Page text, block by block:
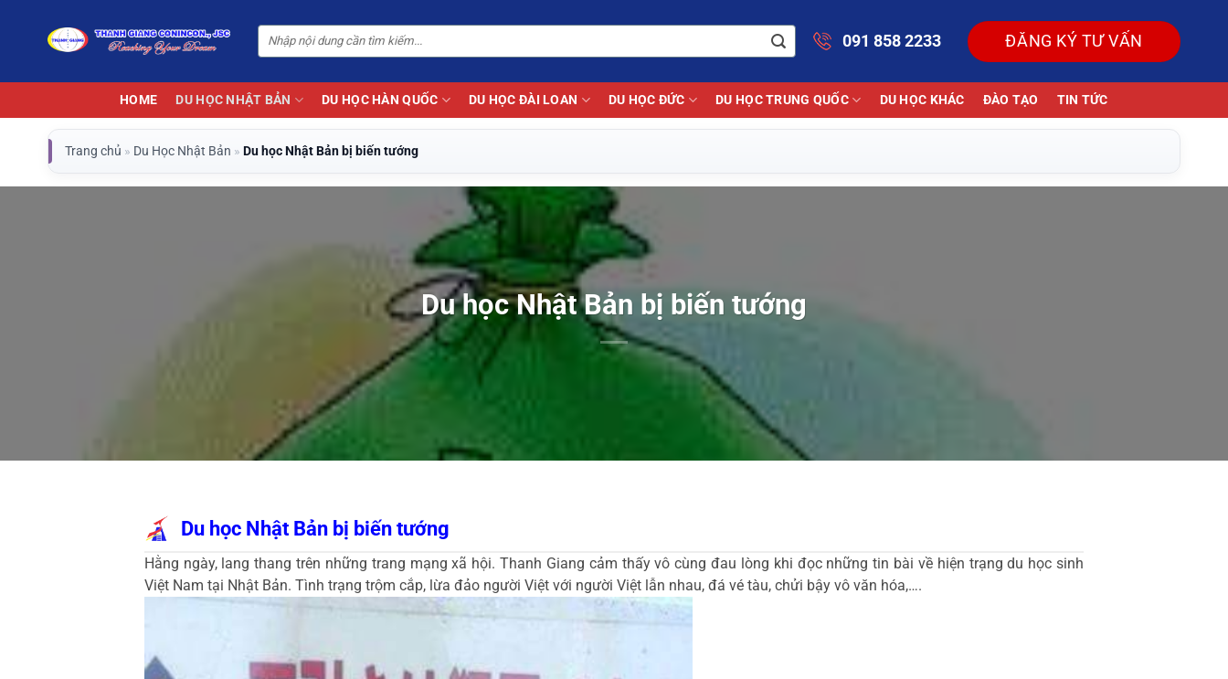
dung
091 858 2233 ĐĂNG KÝ TƯ VẤN
HOME DU HỌC NHẬT BẢN DU HỌC HÀN QUỐC DU HỌC ĐÀI LOAN DU HỌC ĐỨC DU HỌC TRUNG QUỐC DU HỌC KHÁC ĐÀO TẠO TIN TỨC
Trang chủ » Du Học Nhật Bản » Du học Nhật Bản bị biến tướng
Du học Nhật Bản bị biến tướng
Du học Nhật Bản bị biến tướng
Hằng ngày, lang thang trên những trang mạng xã hội. Thanh Giang cảm thấy vô cùng đau lòng khi đọc những tin bài về hiện trạng du học sinh
Việt Nam tại Nhật Bản. Tình trạng trộm cắp, lừa đảo người Việt với người Việt lẫn nhau, đá vé tàu, chửi bậy vô văn hóa,….